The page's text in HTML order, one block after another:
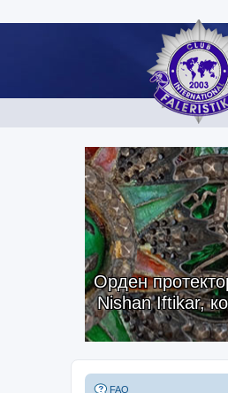
Орден
Nishan Iftikar,
FAQ